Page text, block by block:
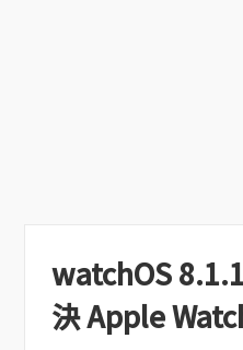
watchOS
決 Apple